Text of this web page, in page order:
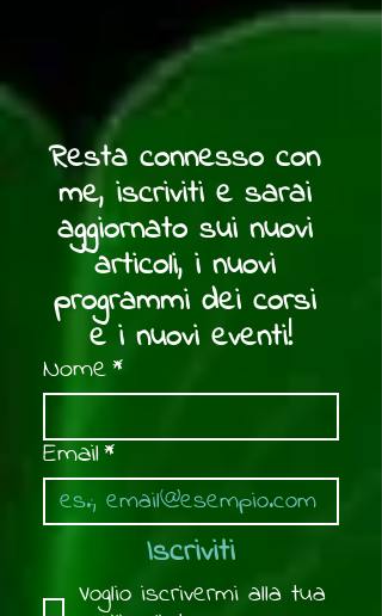
Resta connesso con
me, iscriviti e sarai
aggiornato sui nuovi
articoli, i nuovi
programmi dei corsi
e i nuovi eventi!
Nome*
Email*
Iscriviti
Voglio iscrivermi alla tua